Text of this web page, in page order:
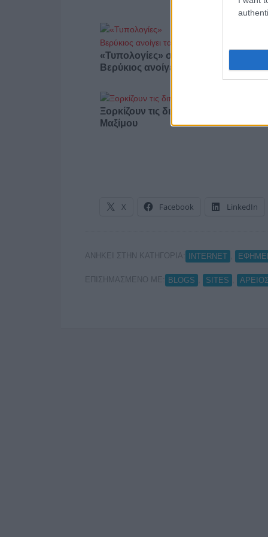
«Τυπολογίες» στο YouTube: Ο Δήμος
Βερύκιος ανοίγει τα χαρτιά του –
Ξορκίζουν τις διπλές εκλογές στο
Μαξίμου
X Facebook LinkedIn
ΑΝΗΚΕΙ ΣΤΗΝ ΚΑΤΗΓΟΡΙΑ: INTERNET
ΕΠΙΣΗΜΑΣΜΕΝΟ ΜΕ: BLOGS SITES